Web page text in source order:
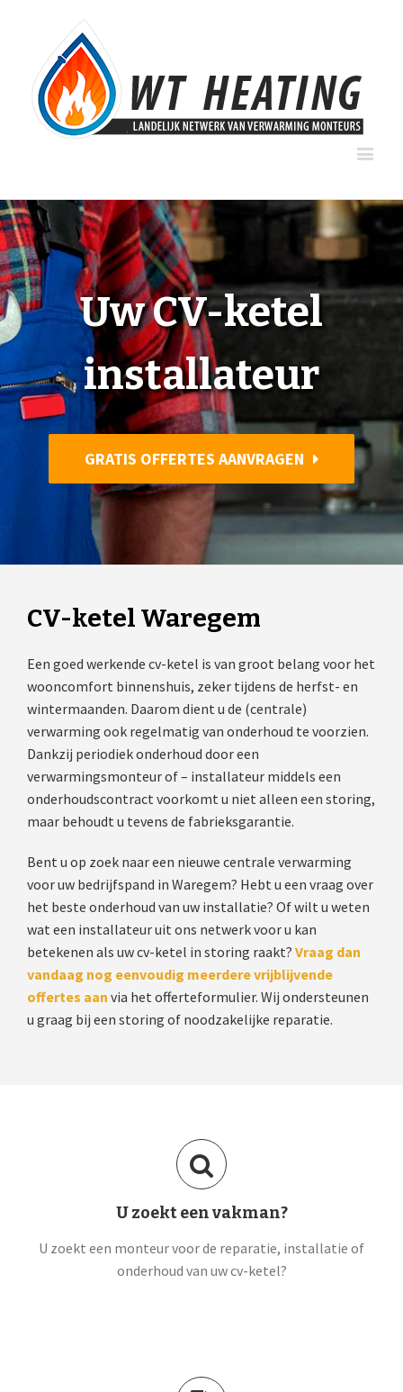
Uw CV-ketel
installateur
GRATIS OFFERTES AANVRAGEN
CV-ketel Waregem
Een goed werkende cv-ketel is van groot belang voor het
wooncomfort binnenshuis, zeker tijdens de herfst- en
wintermaanden. Daarom dient u de (centrale)
verwarming ook regelmatig van onderhoud te voorzien.
Dankzij periodiek onderhoud door een
verwarmingsmonteur of – installateur middels een
onderhoudscontract voorkomt u niet alleen een storing,
maar behoudt u tevens de fabrieksgarantie.
Bent u op zoek naar een nieuwe centrale verwarming
voor uw bedrijfspand in Waregem? Hebt u een vraag over
het beste onderhoud van uw installatie? Of wilt u weten
wat een installateur uit ons netwerk voor u kan
betekenen als uw cv-ketel in storing raakt? Vraag dan
vandaag nog eenvoudig meerdere vrijblijvende
offertes aan via het offerteformulier. Wij ondersteunen
u graag bij een storing of noodzakelijke reparatie.
U zoekt een vakman?
U zoekt een monteur voor de reparatie, installatie of
onderhoud van uw cv-ketel?